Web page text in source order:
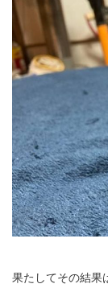
果たしてその結果